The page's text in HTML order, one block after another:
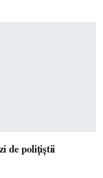
de polițiștii